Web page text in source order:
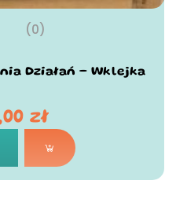
(0)
Działań – Wklejka
zł